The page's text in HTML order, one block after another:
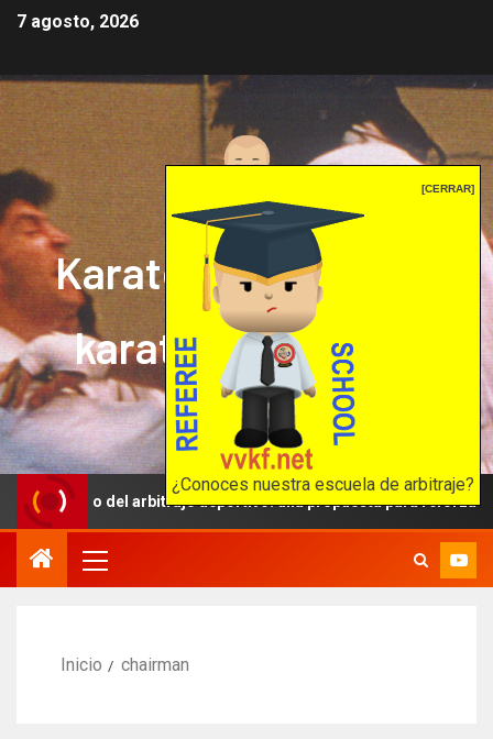
[CERRAR]
¿Conoces nuestra escuela de arbitraje?
7 agosto, 2026
Karate mrprepor: el
karate en internet
El karate en internet
del arbitraje deportivo: una propuesta para reforzar la
Inicio chairman